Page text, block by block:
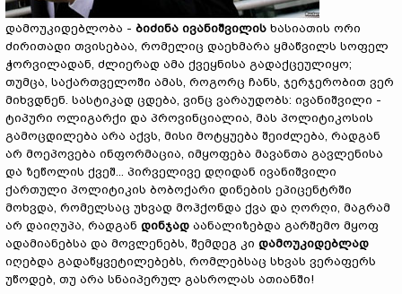
დამოუკიდებლობა - ბიძინა ივანიშვილის ხასიათის ორი
ძირითადი თვისებაა, რომელიც დაეხმარა ყმაწვილს სოფელ
ჭორვილადან, ძლიერად ამა ქვეყნისა გადაქცეულიყო;
თუმცა, საქართველოში ამას, როგორც ჩანს, ჯერჯერობით ვერ
მიხვდნენ. სასტიკად ცდება, ვინც ვარაუდობს: ივანიშვილი -
ტიპური ოლიგარქი და პროვინციალია, მას პოლიტიკოსის
გამოცდილება არა აქვს, მისი მოტყუება შეიძლება, რადგან
არ მოეპოვება ინფორმაცია, იმყოფება მავანთა გავლენისა
და ზეწოლის ქვეშ... პირველივე დღიდან ივანიშვილი
ქართული პოლიტიკის ბობოქარი დინების ეპიცენტრში
მოხვდა, რომელსაც უხვად მოჰქონდა ქვა და ღორღი, მაგრამ
არ დაიღუპა, რადგან დინჯად აანალიზებდა გარშემო მყოფ
ადამიანებსა და მოვლენებს, შემდეგ კი დამოუკიდებლად
იღებდა გადაწყვეტილებებს, რომლებსაც სხვას ვერაფერს
უწოდებ, თუ არა სნაიპერულ გასროლას ათიანში!